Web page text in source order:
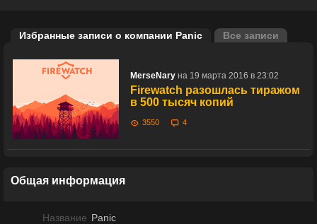
Избранные записи о компании Panic Все записи
MerseNary на 19 марта 2016 в 23:02
Firewatch разошлась тиражом
в 500 тысяч копий
3550 4
Общая информация
Название Panic